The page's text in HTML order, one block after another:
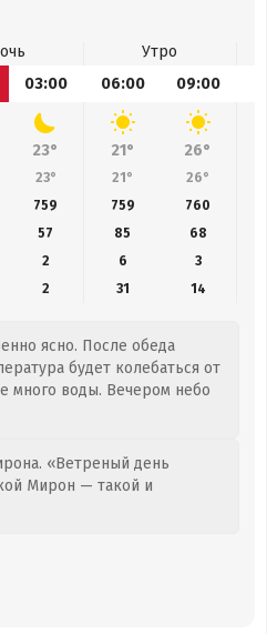
Утро
03:00 06:00 09:00
23° 21° 26°
23° 21° 26°
759 759 760
57 85 68
2 6
3
2 31 14
ясно. После обеда
будет колебаться от
много воды. Вечером небо
«Ветреный день
Мирон — такой и